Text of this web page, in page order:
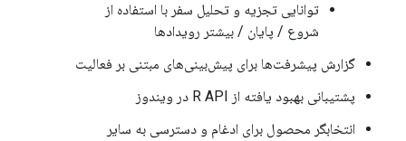
توانایی تجزیه و تحلیل سفر با استفاده از
شروع / پایان / بیشتر رویدادها
گزارش پیشرفت‌ها برای پیش‌بینی‌های مبتنی بر فعالیت
پشتیبانی بهبود یافته از R API در ویندوز
انتخابگر محصول برای ادغام و دسترسی به سایر